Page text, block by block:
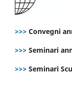
>>> Convegni
>>> Seminari
>>> Seminari